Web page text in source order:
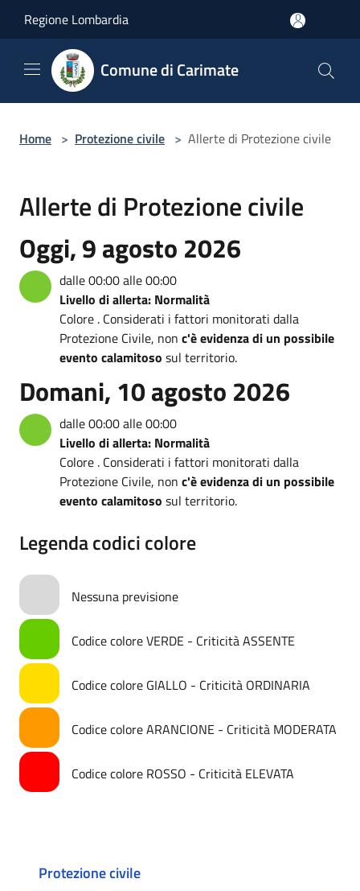
Regione Lombardia
Comune di Carimate
Home > Protezione civile > Allerte di Protezione civile
Allerte di Protezione civile
Oggi, 9 agosto 2026
dalle 00:00 alle 00:00
Livello di allerta: Normalità
Colore . Considerati i fattori monitorati dalla
Protezione Civile, non c'è evidenza di un possibile
evento calamitoso sul territorio.
Domani, 10 agosto 2026
dalle 00:00 alle 00:00
Livello di allerta: Normalità
Colore . Considerati i fattori monitorati dalla
Protezione Civile, non c'è evidenza di un possibile
evento calamitoso sul territorio.
Legenda codici colore
Nessuna previsione
Codice colore VERDE - Criticità ASSENTE
Codice colore GIALLO - Criticità ORDINARIA
Codice colore ARANCIONE - Criticità MODERATA
Codice colore ROSSO - Criticità ELEVATA
Protezione civile